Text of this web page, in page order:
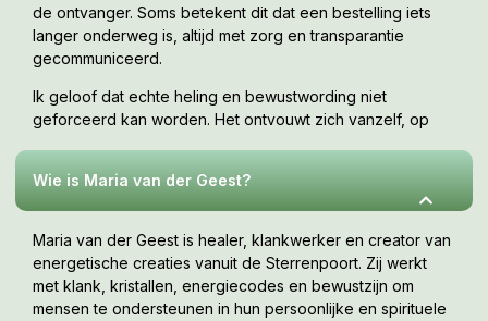
de ontvanger. Soms betekent dit dat een bestelling iets
langer onderweg is, altijd met zorg en transparantie
gecommuniceerd.
Ik geloof dat echte heling en bewustwording niet
geforceerd kan worden. Het ontvouwt zich vanzelf, op
Wie is Maria van der Geest?
Maria van der Geest is healer, klankwerker en creator van
energetische creaties vanuit de Sterrenpoort. Zij werkt
met klank, kristallen, energiecodes en bewustzijn om
mensen te ondersteunen in hun persoonlijke en spirituele